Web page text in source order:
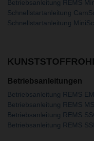
Betriebsanleitung REMS
Schnellstartanleitung
Schnellstartanleitung
Betriebsanleitungen
Betriebsanleitung REMS
Betriebsanleitung REMS
Betriebsanleitung REMS
Betriebsanleitung REMS